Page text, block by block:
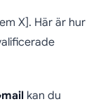
X]. Här är hur
kan du